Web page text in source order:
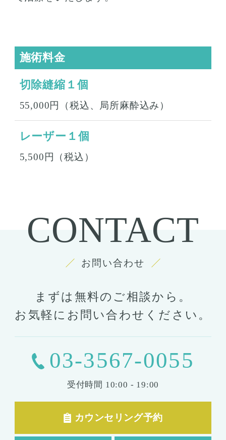
施術料金
切除縫縮１個
55,000円（税込、局所麻酔込み）
レーザー１個
5,500円（税込）
CONTACT
お問い合わせ
まずは無料のご相談から。
お気軽にお問い合わせください。
03-3567-0055
受付時間 10:00 - 19:00
カウンセリング予約